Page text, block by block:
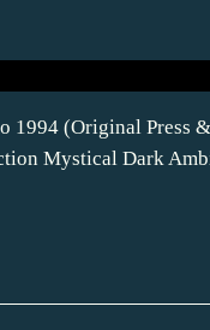
1994 (Original Press
Mystical Dark